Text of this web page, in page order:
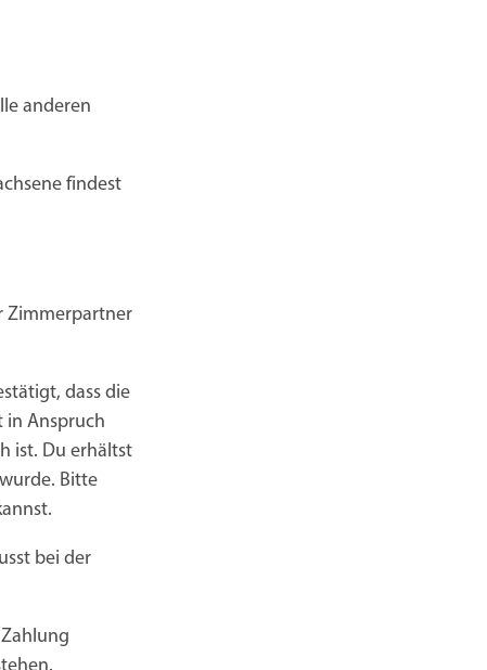
anderen
findest
Zimmerpartner
dass die
in Anspruch
ist. Du erhältst
Bitte
bei der